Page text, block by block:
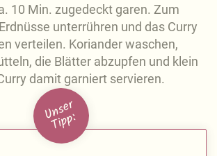
10 Min. zugedeckt garen. Zum
unterrühren und das Curry
verteilen. Koriander waschen,
die Blätter abzupfen und klein
damit garniert servieren.
U
n
s
e
r
Ti
p
p: